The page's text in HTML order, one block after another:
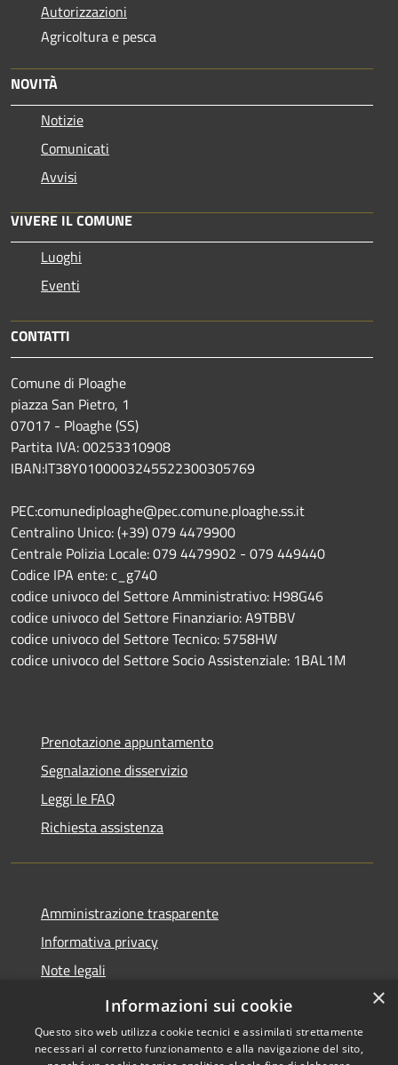
Autorizzazioni
Agricoltura e pesca
NOVITÀ
Notizie
Comunicati
Avvisi
VIVERE IL COMUNE
Luoghi
Eventi
CONTATTI
Comune di Ploaghe
piazza San Pietro, 1
07017 - Ploaghe (SS)
Partita IVA: 00253310908
IBAN:IT38Y0100003245522300305769
PEC:comunediploaghe@pec.comune.ploaghe.ss.it
Centralino Unico: (+39) 079 4479900
Centrale Polizia Locale: 079 4479902 - 079 449440
Codice IPA ente: c_g740
codice univoco del Settore Amministrativo: H98G46
codice univoco del Settore Finanziario: A9TBBV
codice univoco del Settore Tecnico: 5758HW
codice univoco del Settore Socio Assistenziale: 1BAL1M
Prenotazione appuntamento
Segnalazione disservizio
Leggi le FAQ
Richiesta assistenza
Amministrazione trasparente
Informativa privacy
Note legali
Dichiarazione di accessibilità
×
Informazioni sui cookie
Questo sito web utilizza cookie tecnici e assimilati strettamente
necessari al corretto funzionamento e alla navigazione del sito,